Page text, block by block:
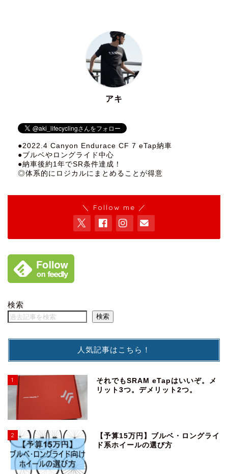
アキ
●2022.4 Canyon Endurace CF 7 eTap納車
●ブルベやロングライド中心
●納車後約1年でSR条件達成！
◎体系的にロジカルにまとめることが得意
＼ Follow me ／
検索
検索
人気記事はこちら！
1
それでもSRAM eTapはいいぞ。メ
リット3つ。デメリット2つ。
2
【予算15万円】ブルベ・ロングライ
ド系ホイールの選び方